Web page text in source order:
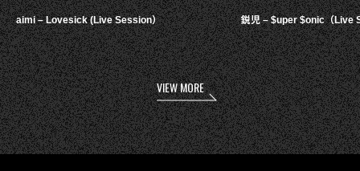
aimi – Lovesick (Live Session） 鋭児 – $uper $onic（Live
VIEW MORE